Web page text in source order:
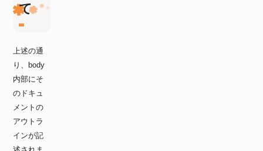
て
上述の通
り、body
内部にそ
のドキュ
メントの
アウトラ
インが記